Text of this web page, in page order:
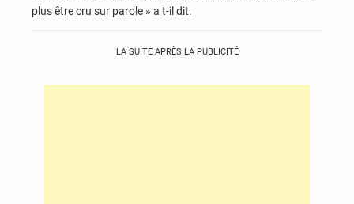
plus être cru sur parole » a t-il dit.
LA SUITE APRÈS LA PUBLICITÉ